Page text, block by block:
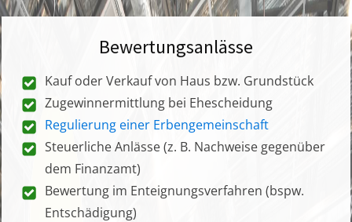
Bewertungsanlässe
Kauf oder Verkauf von Haus bzw. Grundstück
Zugewinnermittlung bei Ehescheidung
Regulierung einer Erbengemeinschaft
Steuerliche Anlässe (z. B. Nachweise gegenüber
dem Finanzamt)
Bewertung im Enteignungsverfahren (bspw.
Entschädigung)